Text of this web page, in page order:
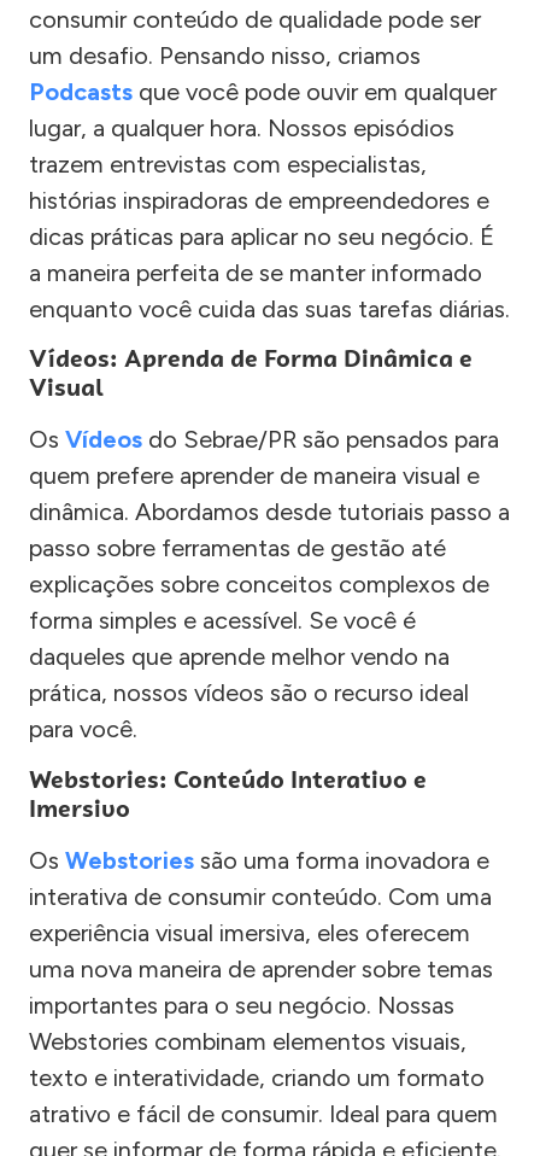
consumir conteúdo de qualidade pode ser
um desafio. Pensando nisso, criamos
Podcasts que você pode ouvir em qualquer
lugar, a qualquer hora. Nossos episódios
trazem entrevistas com especialistas,
histórias inspiradoras de empreendedores e
dicas práticas para aplicar no seu negócio. É
a maneira perfeita de se manter informado
enquanto você cuida das suas tarefas diárias.
Vídeos: Aprenda de Forma Dinâmica e
Visual
Os Vídeos do Sebrae/PR são pensados para
quem prefere aprender de maneira visual e
dinâmica. Abordamos desde tutoriais passo a
passo sobre ferramentas de gestão até
explicações sobre conceitos complexos de
forma simples e acessível. Se você é
daqueles que aprende melhor vendo na
prática, nossos vídeos são o recurso ideal
para você.
Webstories: Conteúdo Interativo e
Imersivo
Os Webstories são uma forma inovadora e
interativa de consumir conteúdo. Com uma
experiência visual imersiva, eles oferecem
uma nova maneira de aprender sobre temas
importantes para o seu negócio. Nossas
Webstories combinam elementos visuais,
texto e interatividade, criando um formato
atrativo e fácil de consumir. Ideal para quem
quer se informar de forma rápida e eficiente.